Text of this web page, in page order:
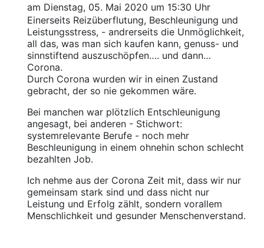
am Dienstag, 05. Mai 2020 um 15:30 Uhr
Einerseits Reizüberflutung, Beschleunigung und
Leistungsstress, - andrerseits die Unmöglichkeit,
all das, was man sich kaufen kann, genuss- und
sinnstiftend auszuschöpfen…. und dann…
Corona.
Durch Corona wurden wir in einen Zustand
gebracht, der so nie gekommen wäre.
Bei manchen war plötzlich Entschleunigung
angesagt, bei anderen - Stichwort:
systemrelevante Berufe - noch mehr
Beschleunigung in einem ohnehin schon schlecht
bezahlten Job.
Ich nehme aus der Corona Zeit mit, dass wir nur
gemeinsam stark sind und dass nicht nur
Leistung und Erfolg zählt, sondern vorallem
Menschlichkeit und gesunder Menschenverstand.